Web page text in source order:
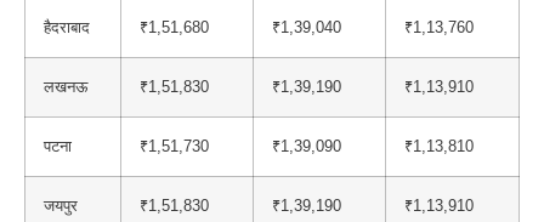
हैदराबाद ₹1,51,680 ₹1,39,040 ₹1,13,760
लखनऊ ₹1,51,830 ₹1,39,190 ₹1,13,910
पटना ₹1,51,730 ₹1,39,090 ₹1,13,810
जयपुर ₹1,51,830 ₹1,39,190 ₹1,13,910